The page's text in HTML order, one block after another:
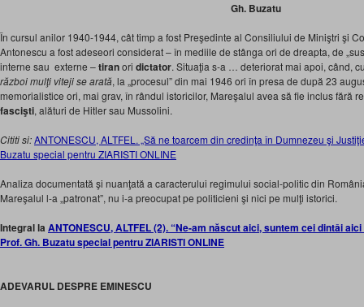
Gh. Buzatu
În cursul anilor 1940-1944, cât timp a fost Preşedinte al Consiliului de Miniştri şi
Antonescu a fost adeseori considerat – în mediile de stânga ori de dreapta, de
interne sau externe –tiranori dictator. Situaţia s-a … deteriorat mai apoi, când,
război mulţi viteji se arată, la „procesul” din mai 1946 ori în presa de după 23
memorialistice ori, mai grav, în rândul istoricilor, Mareşalul avea să fie inclus fără
fascişti, alături de Hitler sau Mussolini.
Cititi si:ANTONESCU, ALTFEL. „Să ne toarcem din credinţa în Dumnezeu şi
Buzatu special pentru ZIARISTI ONLINE
Analiza documentată şi nuanţată a caracterului regimului social-politic din
Mareşalul l-a „patronat”, nu i-a preocupat pe politicieni şi nici pe mulţi istorici.
Integral la ANTONESCU, ALTFEL (2). “Ne-am născut aici, suntem cei dintâi
Prof. Gh. Buzatu special pentru ZIARISTI ONLINE
ADEVARUL DESPRE EMINESCU